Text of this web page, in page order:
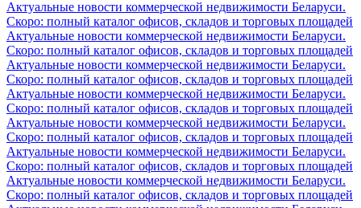
Актуальные новости коммерческой недвижимости Беларуси.
Скоро: полный каталог офисов, складов и торговых площадей
Актуальные новости коммерческой недвижимости Беларуси.
Скоро: полный каталог офисов, складов и торговых площадей
Актуальные новости коммерческой недвижимости Беларуси.
Скоро: полный каталог офисов, складов и торговых площадей
Актуальные новости коммерческой недвижимости Беларуси.
Скоро: полный каталог офисов, складов и торговых площадей
Актуальные новости коммерческой недвижимости Беларуси.
Скоро: полный каталог офисов, складов и торговых площадей
Актуальные новости коммерческой недвижимости Беларуси.
Скоро: полный каталог офисов, складов и торговых площадей
Актуальные новости коммерческой недвижимости Беларуси.
Скоро: полный каталог офисов, складов и торговых площадей